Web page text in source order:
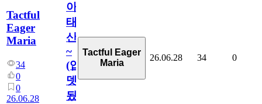
Tactful
Eager
Maria
34
0
0
26.06.28
아
태
산
~
(업
뎃
됬
Tactful Eager
Maria
26.06.28 34 0